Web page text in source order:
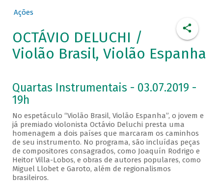
Ações
OCTÁVIO DELUCHI /
Violão Brasil, Violão Espanha
Quartas Instrumentais - 03.07.2019 -
19h
No espetáculo “Violão Brasil, Violão Espanha”, o jovem e
já premiado violonista Octávio Deluchi presta uma
homenagem a dois países que marcaram os caminhos
de seu instrumento. No programa, são incluídas peças
de compositores consagrados, como Joaquín Rodrigo e
Heitor Villa-Lobos, e obras de autores populares, como
Miguel Llobet e Garoto, além de regionalismos
brasileiros.